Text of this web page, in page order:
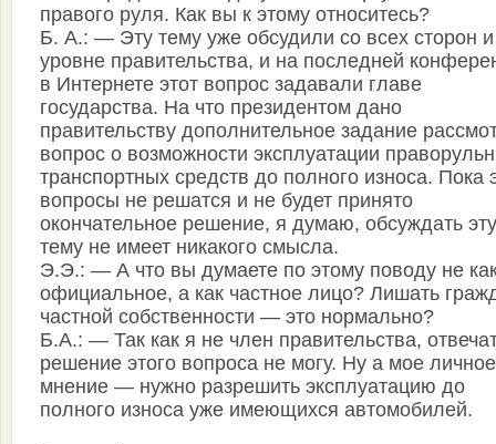
правого руля. Как вы к этому относитесь?
Б. А.: — Эту тему уже обсудили со всех сторон
уровне правительства, и на последней
в Интернете этот вопрос задавали главе
государства. На что президентом дано
правительству дополнительное задание
вопрос о возможности эксплуатации
транспортных средств до полного износа. Пока
вопросы не решатся и не будет принято
окончательное решение, я думаю, обсуждать эту
тему не имеет никакого смысла.
Э.Э.: — А что вы думаете по этому поводу не
официальное, а как частное лицо? Лишать
частной собственности — это нормально?
Б.А.: — Так как я не член правительства,
решение этого вопроса не могу. Ну а мое личное
мнение — нужно разрешить эксплуатацию до
полного износа уже имеющихся автомобилей.